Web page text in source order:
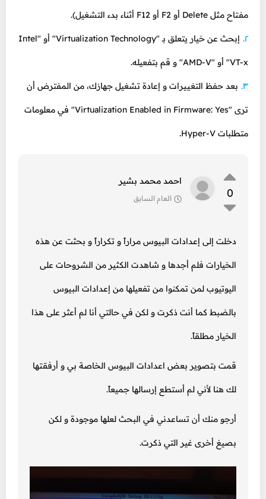
مفتاح مثل Delete أو F2 أو F12 أثناء بدء التشغيل).
إبحث عن خيار يتعلق بـ "Virtualization Technology" أو "Intel
VT-x" أو "AMD-V" و قم بتفعيله.
بعد حفظ التغييرات و إعادة تشغيل جهازك، من المفترض أن
ترى "Virtualization Enabled in Firmware: Yes" في معلومات
متطلبات Hyper-V.
0
احمد محمد بشير
العام السابق
دخلت إلى إعدادات البيوس مراراً و تكراراً و بحثت عن هذه
الخيارات فلم أجدها و شاهدت الكثير من الشروحات على
اليوتيوب لمن تمكنوا من تفعيلها من إعدادات البيوس
بالضبط كما أنت ذكرت و لكن في حالتي أنا لم أعثر على هذا
الخيار مطلقاً.
قمت بتصوير بعض اعدادات البيوس الخاصة بي و أرفقتها
لك هنا لأني لم أستطع إرسالها جميعاً.
أرجو منك أن تساعدني في البحث لعلها موجودة و لكن
بصيغ أخرى غير التي ذكرت.